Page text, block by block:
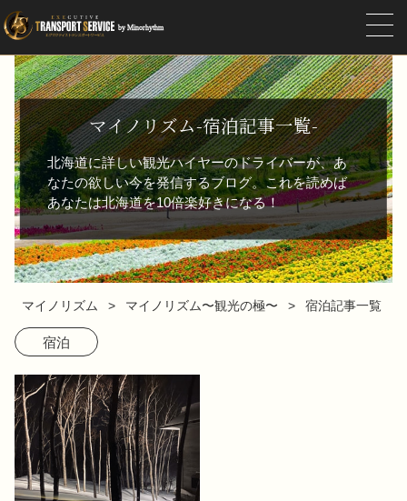
マイノリズム-宿泊記事一覧-
北海道に詳しい観光ハイヤーのドライバーが、あ
なたの欲しい今を発信するブログ。これを読めば
あなたは北海道を10倍楽好きになる！
マイノリズム マイノリズム〜観光の極〜 宿泊記事一覧
宿泊